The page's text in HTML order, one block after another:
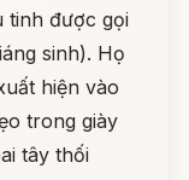
tinh được gọi
sinh). Họ
hiện vào
trong giày
tây thối